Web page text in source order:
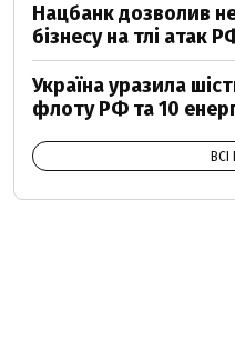
Нацбанк дозволив
бізнесу на тлі атак
Україна уразила
флоту РФ та 10